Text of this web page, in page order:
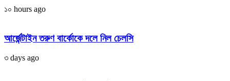
১০ hours ago
আর্জেন্টাইন তরুণ বার্কোকে দলে নিল চেলসি
৩ days ago